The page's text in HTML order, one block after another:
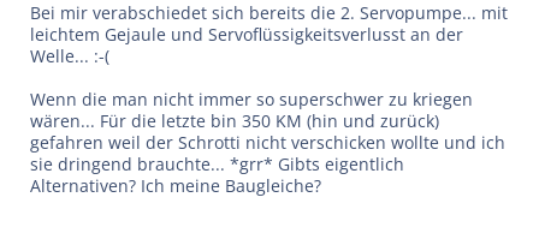
Bei mir verabschiedet sich bereits die 2. Servopumpe... mit
leichtem Gejaule und Servoflüssigkeitsverlusst an der
Welle... :-(
Wenn die man nicht immer so superschwer zu kriegen
wären... Für die letzte bin 350 KM (hin und zurück)
gefahren weil der Schrotti nicht verschicken wollte und ich
sie dringend brauchte... *grr* Gibts eigentlich
Alternativen? Ich meine Baugleiche?